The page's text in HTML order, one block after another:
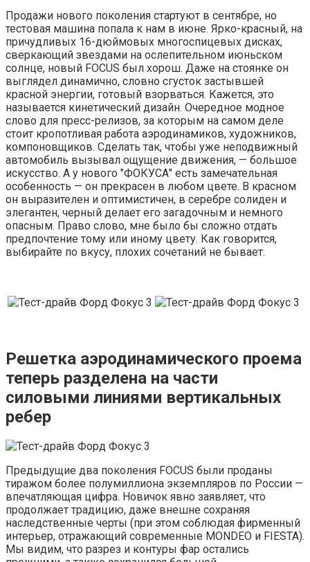
Продажи нового поколения стартуют в сентябре, но
тестовая машина попала к нам в июне. Ярко-красный, на
причудливых 16-дюймовых многоспицевых дисках,
сверкающий звездами на ослепительном июньском
солнце, новый FOCUS был хорош. Даже на стоянке он
выглядел динамично, словно сгусток застывшей
красной энергии, готовый взорваться. Кажется, это
называется кинетический дизайн. Очередное модное
слово для пресс-релизов, за которым на самом деле
стоит кропотливая работа аэродинамиков, художников,
компоновщиков. Сделать так, чтобы уже неподвижный
автомобиль вызывал ощущение движения, — большое
искусство. А у нового "ФОКУСА" есть замечательная
особенность — он прекрасен в любом цвете. В красном
он выразителен и оптимистичен, в серебре солиден и
элегантен, черный делает его загадочным и немного
опасным. Право слово, мне было бы сложно отдать
предпочтение тому или иному цвету. Как говорится,
выбирайте по вкусу, плохих сочетаний не бывает.
Решетка аэродинамического проема
теперь разделена на части
силовыми линиями вертикальных
ребер
Предыдущие два поколения FOCUS были проданы
тиражом более полумиллиона экземпляров по России —
впечатляющая цифра. Новичок явно заявляет, что
продолжает традицию, даже внешне сохраняя
наследственные черты (при этом соблюдая фирменный
интерьер, отражающий современные MONDEO и FIESTA).
Мы видим, что разрез и контуры фар остались